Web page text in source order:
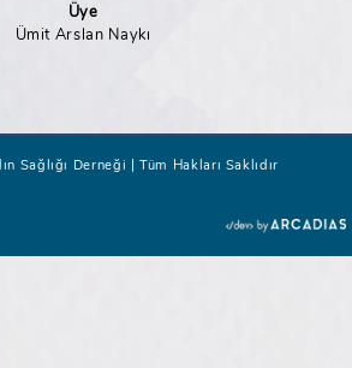
Üye
Ümit Arslan Naykı
Sağlığı Derneği | Tüm Hakları Saklıdır